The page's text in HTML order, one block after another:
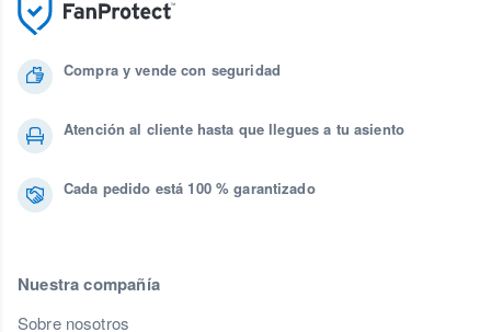
Compra y vende con seguridad
Atención al cliente hasta que llegues a tu asiento
Cada pedido está 100 % garantizado
Nuestra compañía
Sobre nosotros